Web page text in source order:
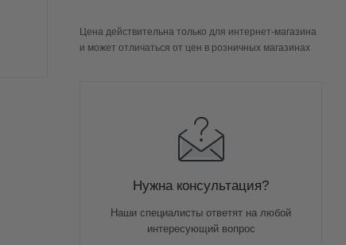
Цена действительна только для интернет-магазина
и может отличаться от цен в розничных магазинах
Нужна консультация?
Наши специалисты ответят на любой
интересующий вопрос